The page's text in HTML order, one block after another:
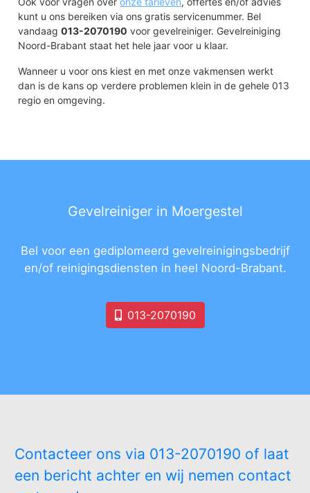
kunt u ons bereiken via ons gratis servicenummer. Bel
vandaag013-2070190 voor gevelreiniger. Gevelreiniging
Noord-Brabant staat het hele jaar voor u klaar.
Wanneer u voor ons kiest en met onze vakmensen werkt
dan is de kans op verdere problemen klein in de gehele 013
regio en omgeving.
Gevelreiniger in Moergestel
Bel voor een gediplomeerd gevelreinigingsbedrijf
en/of reinigingsdiensten in heel Noord-Brabant.
013-2070190
Contacteer ons via 013-2070190 of laat
een bericht achter en wij nemen contact